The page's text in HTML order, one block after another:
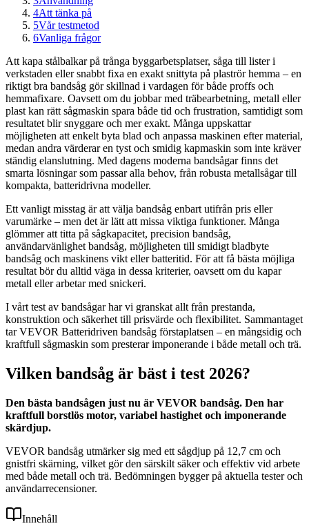
4Att tänka på
5Vår testmetod
6Vanliga frågor
Att kapa stålbalkar på trånga byggarbetsplatser, såga till lister i
verkstaden eller snabbt fixa en exakt snittyta på plaströr hemma – en
riktigt bra bandsåg gör skillnad i vardagen för både proffs och
hemmafixare. Oavsett om du jobbar med träbearbetning, metall eller
plast kan rätt sågmaskin spara både tid och frustration, samtidigt som
resultatet blir snyggare och mer exakt. Många uppskattar
möjligheten att enkelt byta blad och anpassa maskinen efter material,
medan andra värderar en tyst och smidig kapmaskin som inte kräver
ständig elanslutning. Med dagens moderna bandsågar finns det
smarta lösningar som passar alla behov, från robusta metallsågar till
kompakta, batteridrivna modeller.
Ett vanligt misstag är att välja bandsåg enbart utifrån pris eller
varumärke – men det är lätt att missa viktiga funktioner. Många
glömmer att titta på sågkapacitet, precision bandsåg,
användarvänlighet bandsåg, möjligheten till smidigt bladbyte
bandsåg och maskinens vikt eller batteritid. För att få bästa möjliga
resultat bör du alltid väga in dessa kriterier, oavsett om du kapar
metall eller arbetar med snickeri.
I vårt test av bandsågar har vi granskat allt från prestanda,
konstruktion och säkerhet till prisvärde och flexibilitet. Sammantaget
tar VEVOR Batteridriven bandsåg förstaplatsen – en mångsidig och
kraftfull sågmaskin som presterar imponerande i både metall och trä.
Vilken bandsåg är bäst i test 2026?
Den bästa bandsågen just nu är VEVOR bandsåg. Den har
kraftfull borstlös motor, variabel hastighet och imponerande
skärdjup.
VEVOR bandsåg utmärker sig med ett sågdjup på 12,7 cm och
gnistfri skärning, vilket gör den särskilt säker och effektiv vid arbete
med både metall och trä. Bedömningen bygger på aktuella tester och
användarrecensioner.
Innehåll